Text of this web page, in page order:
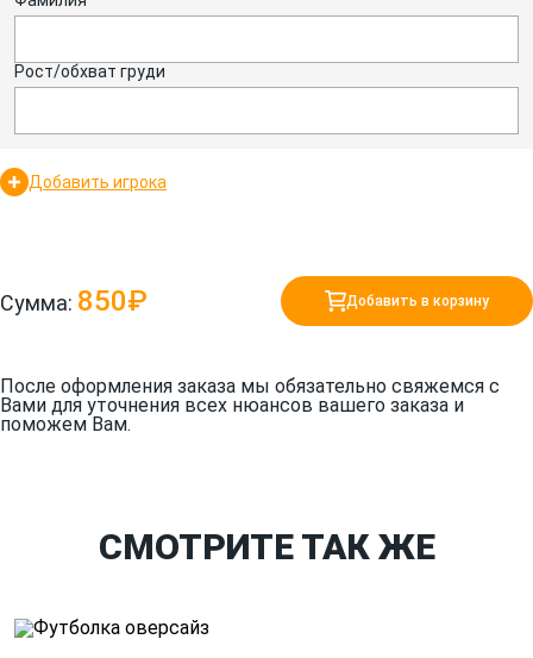
Рост/обхват груди
Добавить игрока
После оформления заказа мы обязательно свяжемся с
Вами для уточнения всех нюансов вашего заказа и
поможем Вам.
Сумма: 850₽ Добавить в корзину
СМОТРИТЕ ТАК ЖЕ